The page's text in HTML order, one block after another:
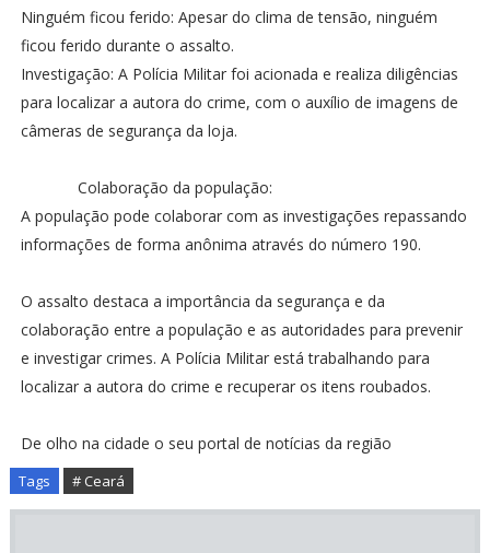
Ninguém ficou ferido: Apesar do clima de tensão, ninguém
ficou ferido durante o assalto.
Investigação: A Polícia Militar foi acionada e realiza diligências
para localizar a autora do crime, com o auxílio de imagens de
câmeras de segurança da loja.
Colaboração da população:
A população pode colaborar com as investigações repassando
informações de forma anônima através do número 190.
O assalto destaca a importância da segurança e da
colaboração entre a população e as autoridades para prevenir
e investigar crimes. A Polícia Militar está trabalhando para
localizar a autora do crime e recuperar os itens roubados.
De olho na cidade o seu portal de notícias da região
Tags # Ceará